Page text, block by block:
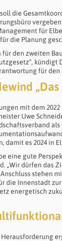
die
für
die Planung
für den zweiten
kündigt
für
mit dem
Uwe
damit es 2024 in
eine gute
„Wir dürfen das
Anschluss stehen
die Innenstadt
energetisch